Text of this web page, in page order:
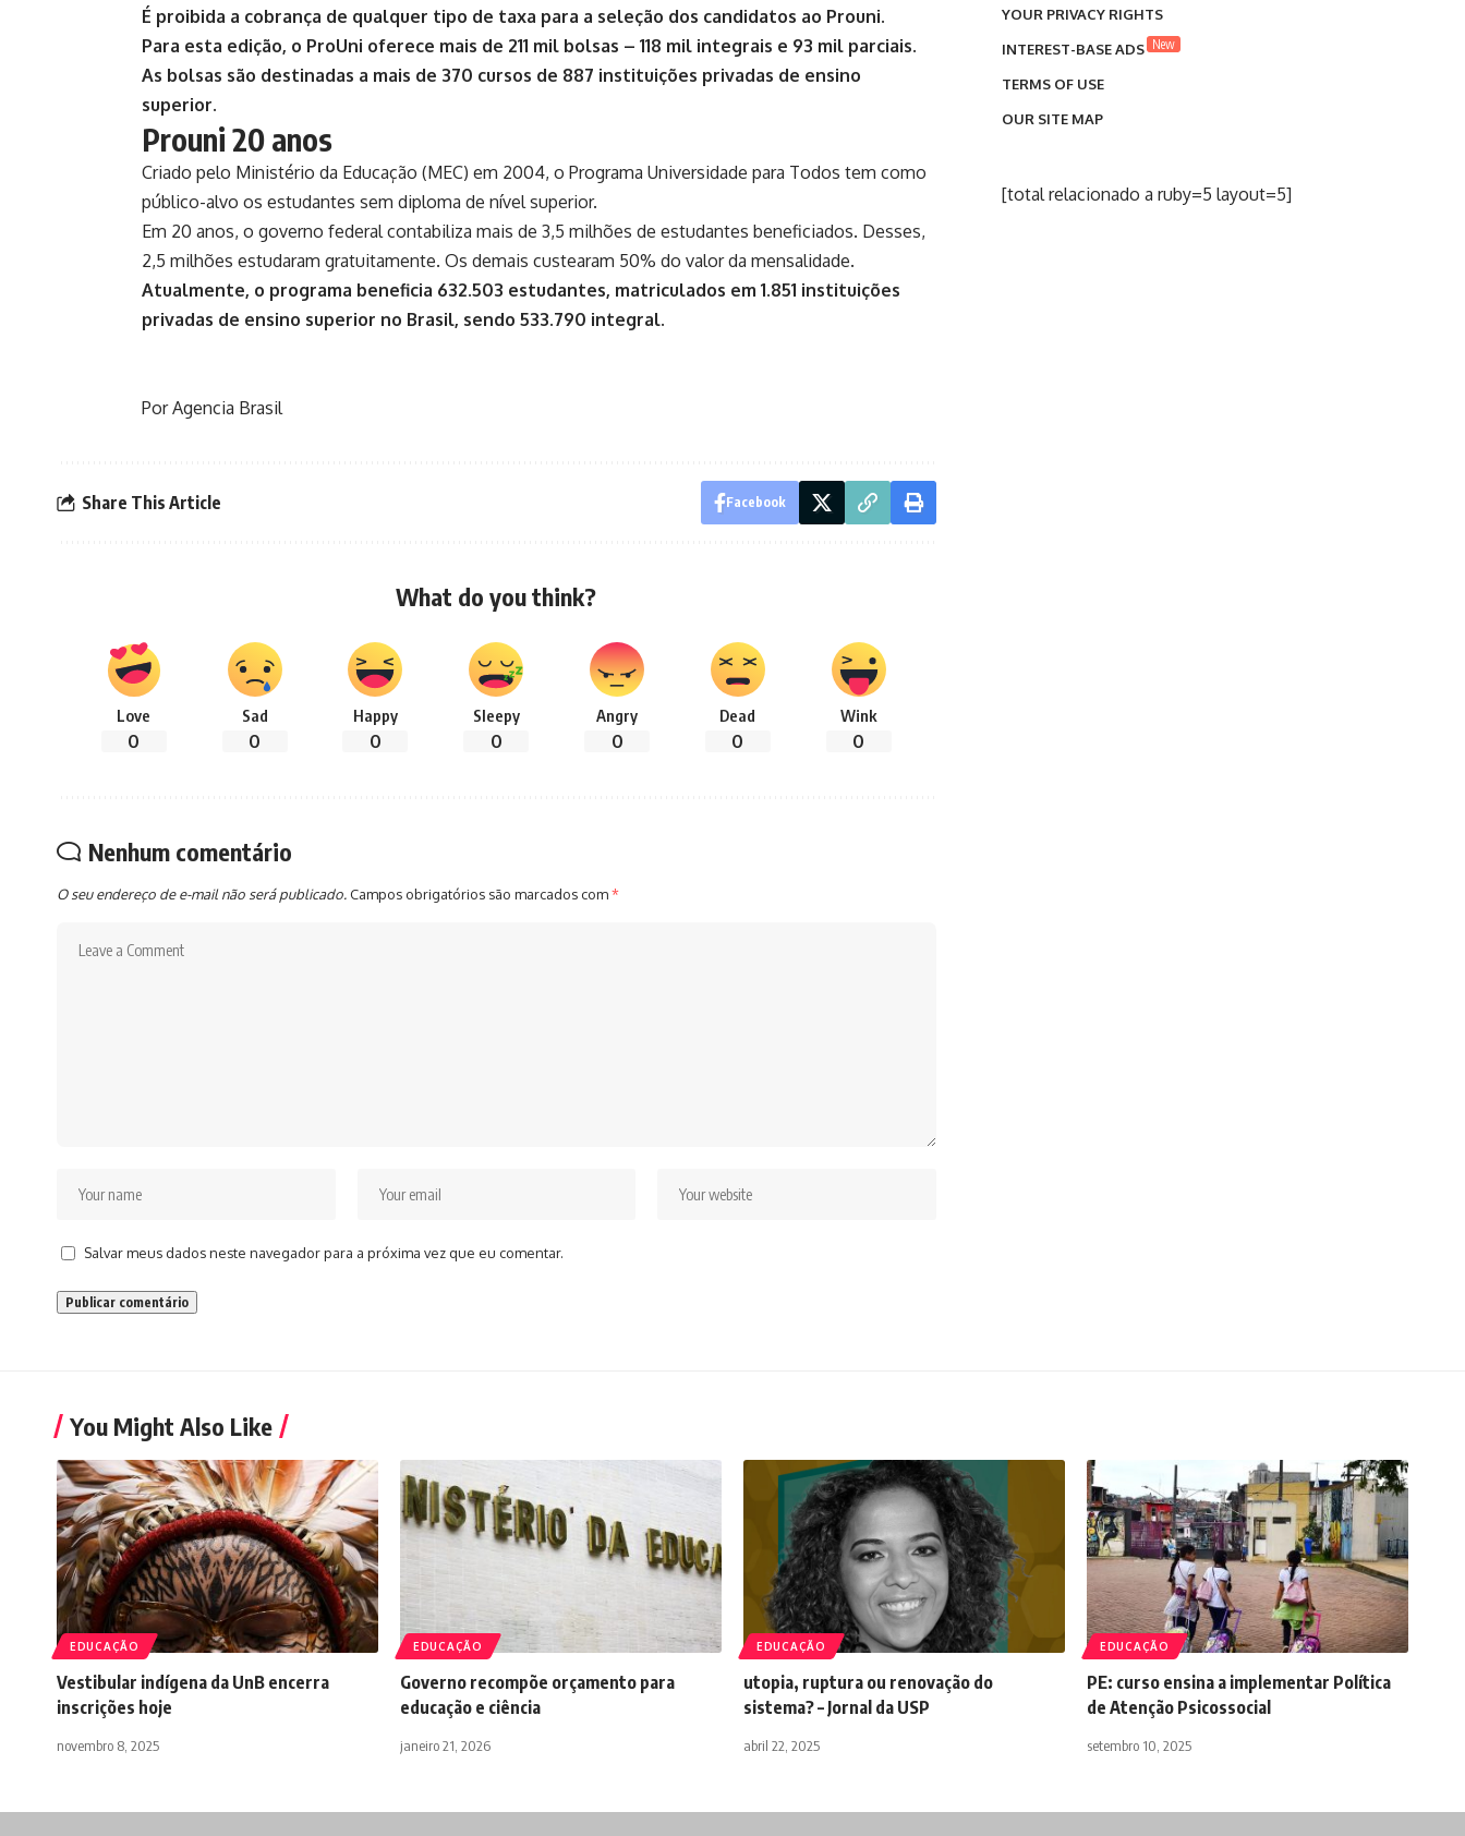
É proibida a cobrança de qualquer tipo de taxa para a seleção dos candidatos ao Prouni.
Para esta edição, o ProUni oferece mais de 211 mil bolsas – 118 mil integrais e 93 mil parciais.
As bolsas são destinadas a mais de 370 cursos de 887 instituições privadas de ensino
superior.
Prouni 20 anos
Criado pelo Ministério da Educação (MEC) em 2004, o Programa Universidade para Todos tem como
público-alvo os estudantes sem diploma de nível superior.
Em 20 anos, o governo federal contabiliza mais de 3,5 milhões de estudantes beneficiados. Desses,
2,5 milhões estudaram gratuitamente. Os demais custearam 50% do valor da mensalidade.
Atualmente, o programa beneficia 632.503 estudantes, matriculados em 1.851 instituições
privadas de ensino superior no Brasil, sendo 533.790 integral.
Por Agencia Brasil
Share This Article Facebook
What do you think?
Love
0
Sad
0
Happy
0
Sleepy
0
Angry
0
Dead
0
Wink
0
Nenhum comentário
O seu endereço de e-mail não será publicado. Campos obrigatórios são marcados com*
Salvar meus dados neste navegador para a próxima vez que eu comentar.
YOUR PRIVACY RIGHTS
INTEREST-BASE ADS New
TERMS OF USE
OUR SITE MAP
[total relacionado a ruby=5 layout=5]
You Might Also Like
EDUCAÇÃO
Vestibular indígena da UnB encerra
inscrições hoje
novembro 8, 2025
EDUCAÇÃO
Governo recompõe orçamento para
educação e ciência
janeiro 21, 2026
EDUCAÇÃO
utopia, ruptura ou renovação do
sistema? – Jornal da USP
abril 22, 2025
EDUCAÇÃO
PE: curso ensina a implementar Política
de Atenção Psicossocial
setembro 10, 2025